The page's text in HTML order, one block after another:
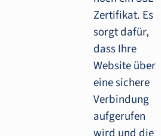
Zertifikat. Es
sorgt dafür,
dass Ihre
Website über
eine sichere
Verbindung
aufgerufen